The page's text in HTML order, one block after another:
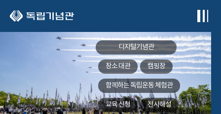
디지털기념관
장소 대관 캠핑장
함께하는독립운동 체험관
교육 신청 전시해설